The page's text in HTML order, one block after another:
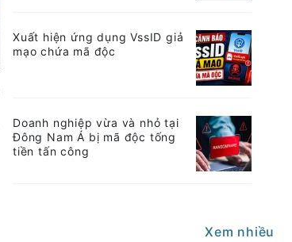
Xuất hiện ứng dụng VssID giả
mạo chứa mã độc
Doanh nghiệp vừa và nhỏ tại
Đông Nam Á bị mã độc tống
tiền tấn công
Xem nhiều